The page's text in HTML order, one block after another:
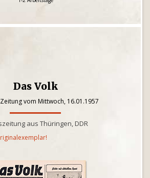
Das Volk
vom Mittwoch, 16.01.1957
aus Thüringen, DDR